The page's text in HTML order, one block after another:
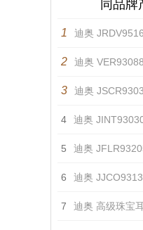
同品牌
1 迪奥
2 迪奥
3 迪奥
4 迪奥
5 迪奥
6 迪奥
7 迪奥 高级珠宝